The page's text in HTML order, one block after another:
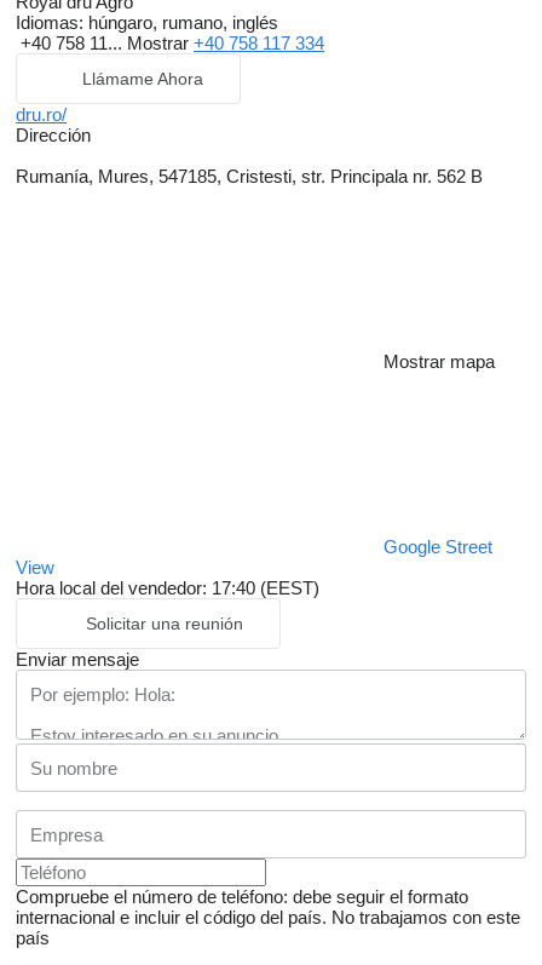
Idiomas: húngaro, rumano, inglés
+40 758 11... Mostrar +40 758 117 334
Llámame Ahora
dru.ro/
Dirección
Rumanía, Mures, 547185, Cristesti, str. Principala nr. 562 B
Mostrar mapa
Google Street
View
Hora local del vendedor: 17:40 (EEST)
Solicitar una reunión
Enviar mensaje
Compruebe el número de teléfono: debe seguir el formato
internacional e incluir el código del país. No trabajamos con este
país